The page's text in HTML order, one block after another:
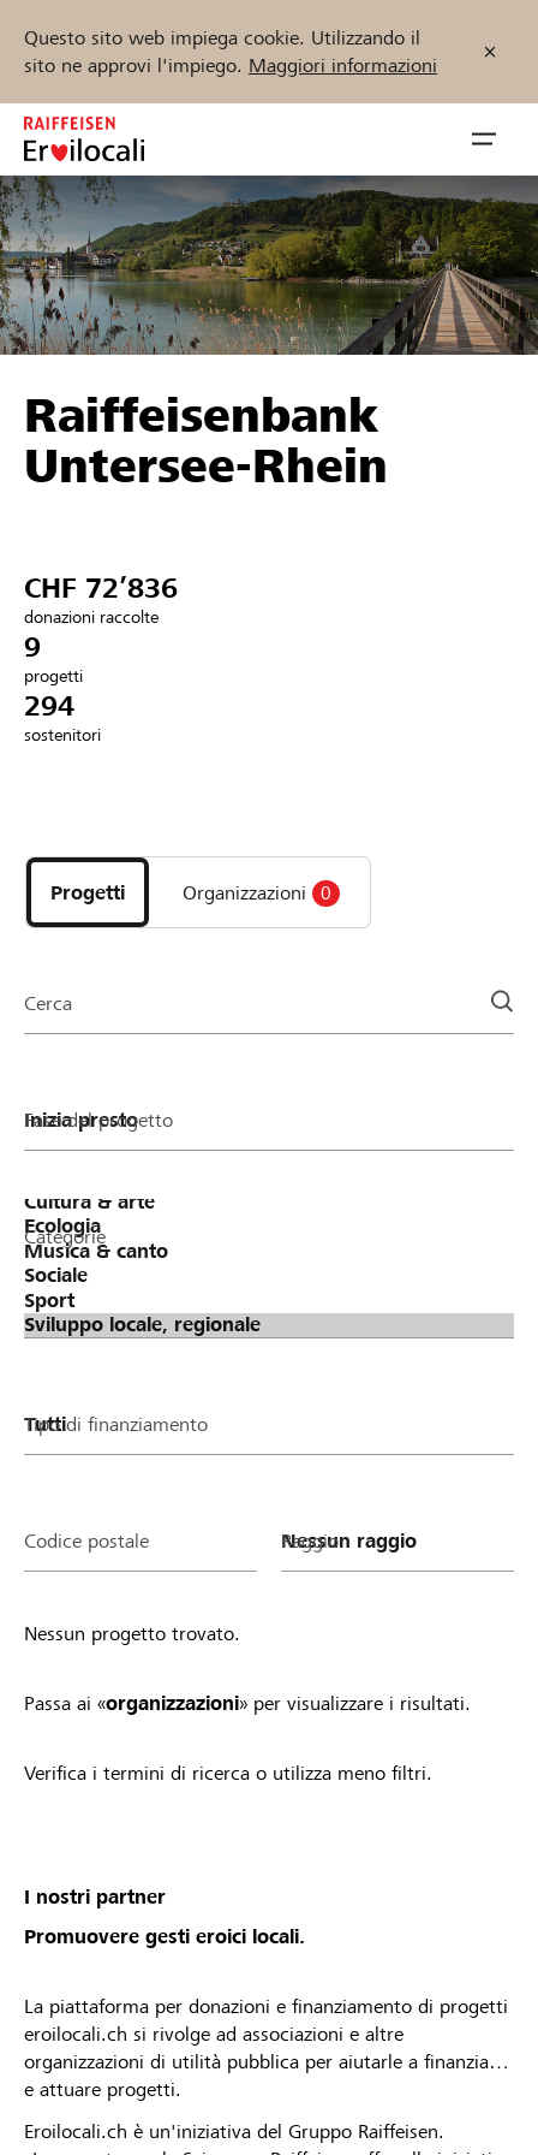
Questo sito web impiega cookie. Utilizzando il
sito ne approvi l'impiego. Maggiori informazioni
Zum
Inhalt
springen
öffnen
Sostenere
Aiuto & supporto
Collegarsi
Trova progetti e organizzazioni
Inizia ora
DE FR IT
Raiffeisenbank
Untersee-Rhein
CHF 72’836
donazioni raccolte
9
progetti
294
sostenitori
i
progetti
e
della
Progetti Organizzazioni 0
Cerca
Fase del progetto
Categorie
Tipo di finanziamento
Codice postale Raggio
Nessun progetto trovato.
Passa ai «organizzazioni» per visualizzare i risultati.
Verifica i termini di ricerca o utilizza meno filtri.
I nostri partner
Promuovere gesti eroici locali.
La piattaforma per donazioni e finanziamento di progetti
eroilocali.ch si rivolge ad associazioni e altre
organizzazioni di utilità pubblica per aiutarle a finanziare
e attuare progetti.
Eroilocali.ch è un'iniziativa del Gruppo Raiffeisen.